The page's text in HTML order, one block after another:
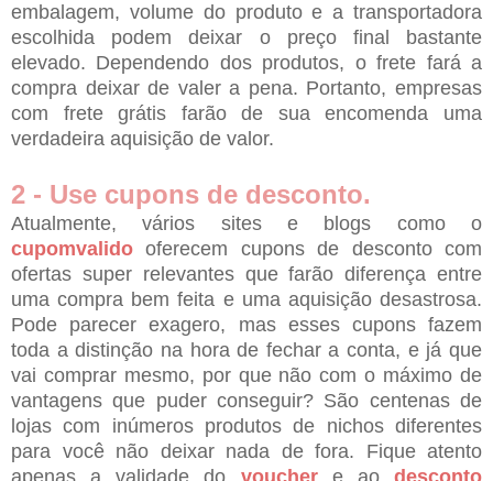
embalagem, volume do produto e a transportadora
escolhida podem deixar o preço final bastante
elevado. Dependendo dos produtos, o frete fará a
compra deixar de valer a pena. Portanto, empresas
com frete grátis farão de sua encomenda uma
verdadeira aquisição de valor.
2 - Use cupons de desconto.
Atualmente, vários sites e blogs como o
cupomvalido oferecem cupons de desconto com
ofertas super relevantes que farão diferença entre
uma compra bem feita e uma aquisição desastrosa.
Pode parecer exagero, mas esses cupons fazem
toda a distinção na hora de fechar a conta, e já que
vai comprar mesmo, por que não com o máximo de
vantagens que puder conseguir? São centenas de
lojas com inúmeros produtos de nichos diferentes
para você não deixar nada de fora. Fique atento